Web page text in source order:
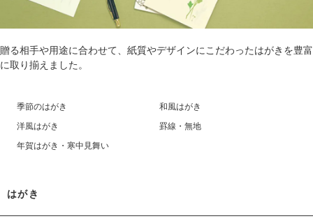
贈る相手や用途に合わせて、紙質やデザインにこだわったはがきを豊富
に取り揃えました。
季節のはがき
和風はがき
洋風はがき
罫線・無地
年賀はがき・寒中見舞い
はがき